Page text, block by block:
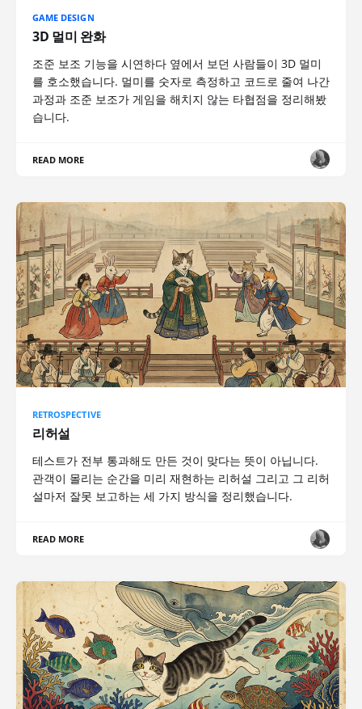
GAME DESIGN
3D 멀미 완화
조준 보조 기능을 시연하다 옆에서 보던 사람들이 3D 멀미
를 호소했습니다. 멀미를 숫자로 측정하고 코드로 줄여 나간
과정과 조준 보조가 게임을 해치지 않는 타협점을 정리해봤
습니다.
READ MORE
RETROSPECTIVE
리허설
테스트가 전부 통과해도 만든 것이 맞다는 뜻이 아닙니다.
관객이 몰리는 순간을 미리 재현하는 리허설 그리고 그 리허
설마저 잘못 보고하는 세 가지 방식을 정리했습니다.
READ MORE